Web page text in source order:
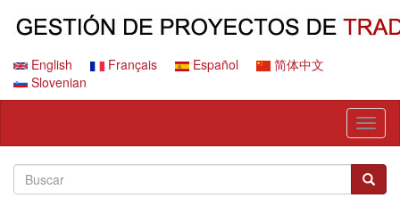
principalEnglish Français Español
简体中文
Slovenian
Search
Buscar Buscar